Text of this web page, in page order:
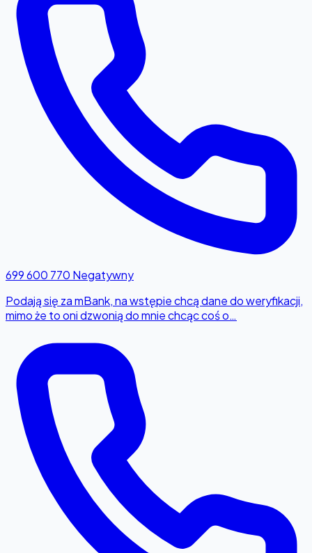
699 600 770 Negatywny
Podają się za mBank, na wstępie chcą dane do weryfikacji,
mimo że to oni dzwonią do mnie chcąc coś o…